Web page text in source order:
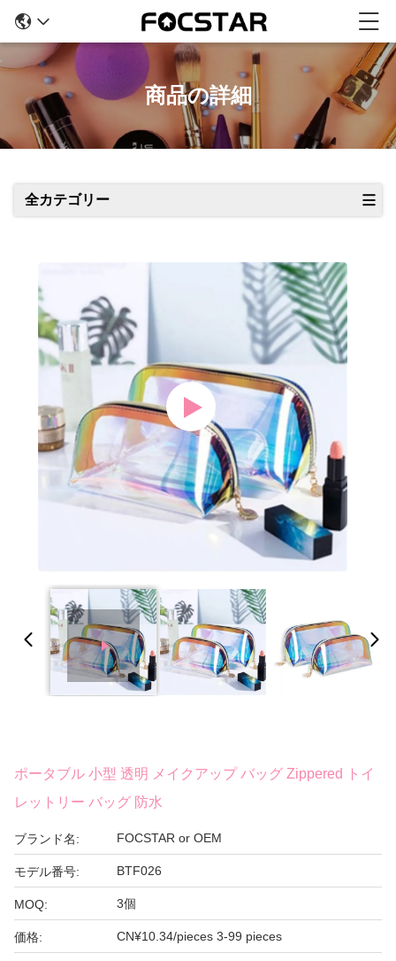
商品の詳細
全カテゴリー
ポータブル 小型 透明 メイクアップ バッグ Zippered トイ
レットリー バッグ 防水
ブランド名: FOCSTAR or OEM
モデル番号: BTF026
MOQ: 3個
価格: CN¥10.34/pieces 3-99 pieces